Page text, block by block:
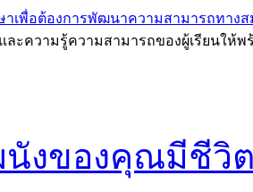
าเพื่อต้องการพัฒนาความสามารถทางส
ะความรู้ความสามารถของผู้เรียนให้พ
งของคุณมีชีวิต